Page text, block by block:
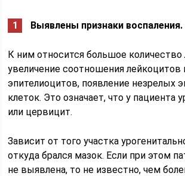
Выявлены признаки воспаления.
К ним относится большое количество
увеличение соотношения лейкоцитов
эпителиоцитов, появление незрелых
клеток. Это означает, что у пациента
или цервицит.
Зависит от того участка
откуда брался мазок. Если при этом
не выявлена, то не известно, чем